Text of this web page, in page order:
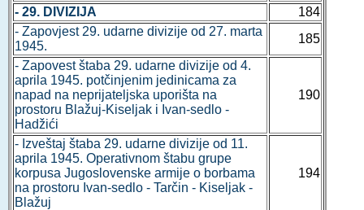
- 29. DIVIZIJA
184
- Zapovjest 29. udarne divizije od 27. marta
1945.
185
- Zapovest štaba 29. udarne divizije od 4.
aprila 1945. potčinjenim jedinicama za
napad na neprijateljska uporišta na
prostoru Blažuj-Kiseljak i Ivan-sedlo -
Hadžići
190
- Izveštaj štaba 29. udarne divizije od 11.
aprila 1945. Operativnom štabu grupe
korpusa Jugoslovenske armije o borbama
na prostoru Ivan-sedlo - Tarčin - Kiseljak -
Blažuj
194